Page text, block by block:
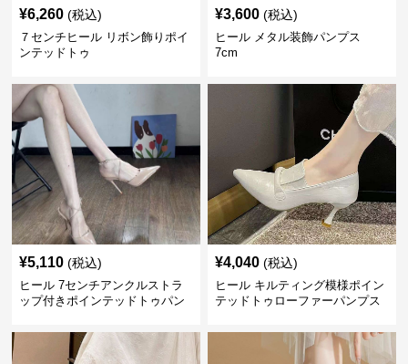
¥6,260 (税込)
７センチヒール リボン飾りポイ
ンテッドトゥ
¥3,600 (税込)
ヒール メタル装飾パンプス
7cm
¥5,110 (税込)
ヒール 7センチアンクルストラ
ップ付きポインテッドトゥパン
¥4,040 (税込)
ヒール キルティング模様ポイン
テッドトゥローファーパンプス